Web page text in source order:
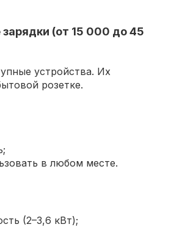
(от 15 000 до 45
устройства. Их
розетке.
в любом месте.
(2–3,6 кВт);